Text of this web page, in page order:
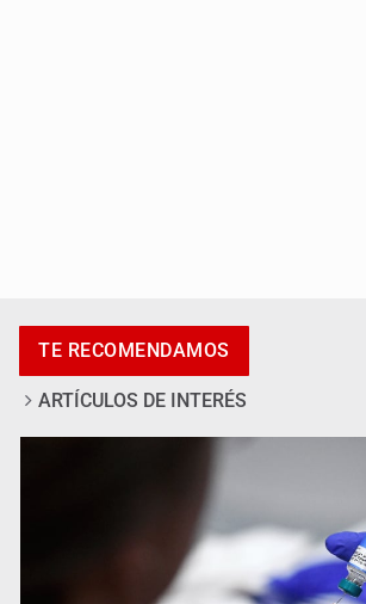
exabogado de Trump, como fiscal general
TE RECOMENDAMOS
ARTÍCULOS DE INTERÉS